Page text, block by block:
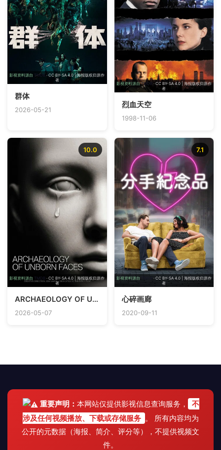
影视资料源自 TMDB · CC BY-SA 4.0 | 海报版权归原作
者
群体
2026-05-21
影视资料源自TMDB · CC BY-SA 4.0 | 海报版权归原作
者
烈血天空
1998-11-06
影视资料源自 TMDB · CC BY-SA 4.0 | 海报版权归原作
者
10.0
ARCHAEOLOGY OF UNBORN FACES
2026-05-07
影视资料源自
· CC BY-SA 4.0 | 海报版权归原作
者
7.1
心碎画廊
2020-09-11
重要声明： 本网站仅提供影视信息查询服务，
不
涉及任何视频播放、下载或存储服务 。 所有内容均为
公开的元数据（海报、简介、评分等），不提供视频文
件。